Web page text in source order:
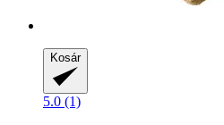
Kosár
5.0 (1)